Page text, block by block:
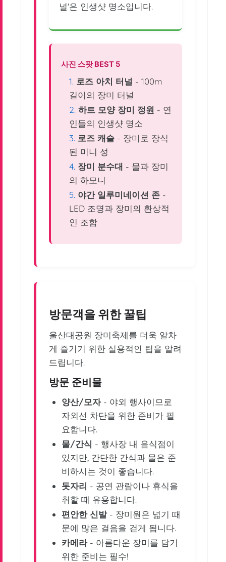
널'은 인생샷 명소입니다.
사진 스팟 BEST 5
로즈 아치 터널 - 100m
길이의 장미 터널
하트 모양 장미 정원 - 연
인들의 인생샷 명소
로즈 캐슬- 장미로 장식
된 미니 성
장미 분수대 - 물과 장미
의 하모니
야간 일루미네이션 존-
LED 조명과 장미의 환상적
인 조합
방문객을 위한 꿀팁
울산대공원 장미축제를 더욱 알차
게 즐기기 위한 실용적인 팁을 알려
드립니다.
방문 준비물
양산/모자- 야외 행사이므로
자외선 차단을 위한 준비가 필
요합니다.
물/간식 - 행사장 내 음식점이
있지만, 간단한 간식과 물은 준
비하시는 것이 좋습니다.
돗자리 - 공연 관람이나 휴식을
취할 때 유용합니다.
편안한 신발- 장미원은 넓기 때
문에 많은 걸음을 걷게 됩니다.
카메라- 아름다운 장미를 담기
위한 준비는 필수!